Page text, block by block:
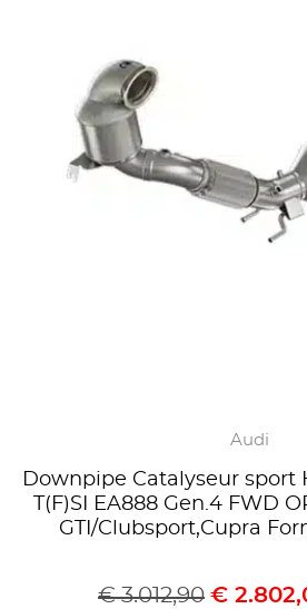
Audi
Downpipe Catalyseur sport
T(F)SI EA888 Gen.4 FWD
GTI/Clubsport,Cupra
€3.012,90 €